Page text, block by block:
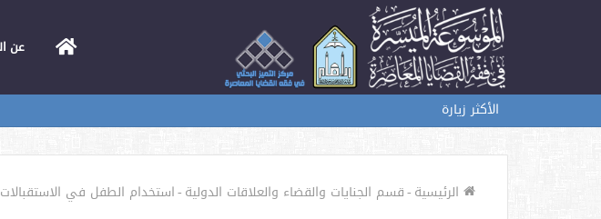
الرئيسية
عن
الأكثر زيارة
الرئيسية-قسم الجنايات والقضاء والعلاقات الدولية-استخدام الطفل في